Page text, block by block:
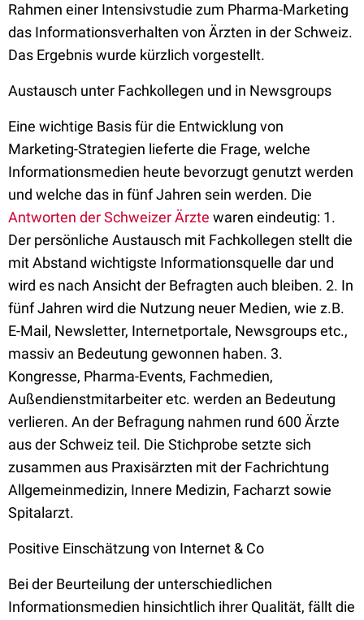
Rahmen einer Intensivstudie zum Pharma-Marketing
das Informationsverhalten von Ärzten in der Schweiz.
Das Ergebnis wurde kürzlich vorgestellt.
Austausch unter Fachkollegen und in Newsgroups
Eine wichtige Basis für die Entwicklung von
Marketing-Strategien lieferte die Frage, welche
Informationsmedien heute bevorzugt genutzt werden
und welche das in fünf Jahren sein werden. Die
Antworten der Schweizer Ärzte waren eindeutig: 1.
Der persönliche Austausch mit Fachkollegen stellt die
mit Abstand wichtigste Informationsquelle dar und
wird es nach Ansicht der Befragten auch bleiben. 2. In
fünf Jahren wird die Nutzung neuer Medien, wie z.B.
E-Mail, Newsletter, Internetportale, Newsgroups etc.,
massiv an Bedeutung gewonnen haben. 3.
Kongresse, Pharma-Events, Fachmedien,
Außendienstmitarbeiter etc. werden an Bedeutung
verlieren. An der Befragung nahmen rund 600 Ärzte
aus der Schweiz teil. Die Stichprobe setzte sich
zusammen aus Praxisärzten mit der Fachrichtung
Allgemeinmedizin, Innere Medizin, Facharzt sowie
Spitalarzt.
Positive Einschätzung von Internet & Co
Bei der Beurteilung der unterschiedlichen
Informationsmedien hinsichtlich ihrer Qualität, fällt die